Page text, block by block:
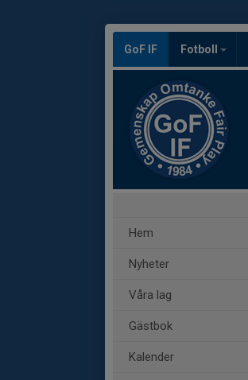
GoF IF Fotboll
Hem
Nyheter
Våra lag
Gästbok
Kalender